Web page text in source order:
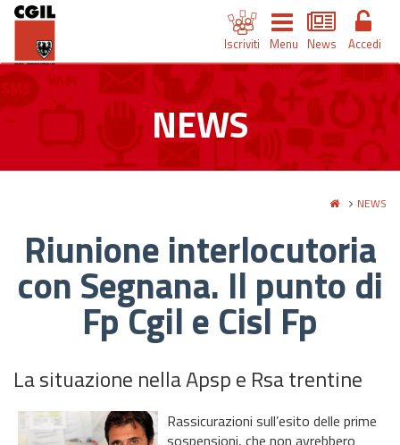
Iscriviti Menu News Accedi
NEWS
NEWS
Riunione interlocutoria
con Segnana. Il punto di
Fp Cgil e Cisl Fp
La situazione nella Apsp e Rsa trentine
Rassicurazioni sull’esito delle prime
sospensioni, che non avrebbero